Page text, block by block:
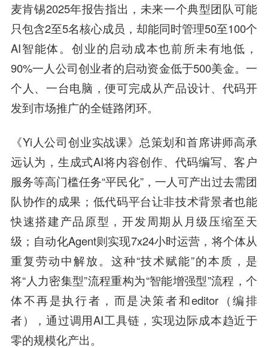
麦肯锡2025年报告指出，未来一个典型团队可能
只包含2至5名核心成员，却能同时管理50至100个
AI智能体。创业的启动成本也前所未有地低，
90%一人公司创业者的启动资金低于500美金。一
个人、一台电脑，便可完成从产品设计、代码开
发到市场推广的全链路闭环。
《Yi人公司创业实战课》总策划和首席讲师高承
远认为，生成式AI将内容创作、代码编写、客户
服务等高门槛任务“平民化”，一人可产出过去需团
队协作的成果；低代码平台让非技术背景者也能
快速搭建产品原型，开发周期从月级压缩至天
级；自动化Agent则实现7x24小时运营，将个体从
重复劳动中解放。这种“技术赋能”的本质，是
将“人力密集型”流程重构为“智能增强型”流程，个
体不再是执行者，而是决策者和editor（编排
者），通过调用AI工具链，实现边际成本趋近于
零的规模化产出。